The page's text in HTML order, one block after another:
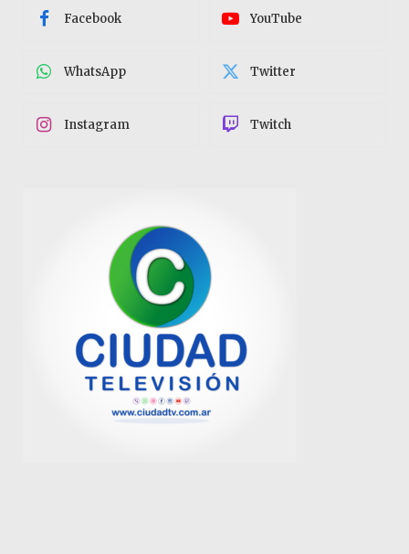
Facebook YouTube
WhatsApp Twitter
Instagram Twitch